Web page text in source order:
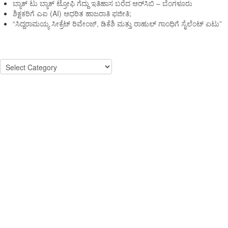
ಬ್ಯಾಕ್ ಟು ಬ್ಯಾಕ್ ಟ್ರೋಫಿ ಗೆದ್ದು ಇತಿಹಾಸ ಬರೆದ ಆರ್‌ಸಿಬಿ – ಬೆಂಗಳೂರು
ಶಿಕ್ಷಕರಿಗೆ ಎಐ (AI) ಆಧರಿತ ಹಾಜರಾತಿ ಫಜೀತಿ;
“ಸಿದ್ದರಾಮಯ್ಯ ಸೀಕ್ರೆಟ್ ರಿವೇಂಜ್‌, ಡಿಕೆಶಿ ಮತ್ತು ರಾಹುಲ್‌ ಗಾಂಧಿಗೆ ಸೈಲೆಂಟ್ ಏಟು”
Categories